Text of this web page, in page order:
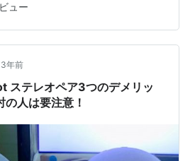
豊富ということは、どれを選んで
いう悩みと背中合わせ。 そこで今
めてのサウンドバーにも最適な
をレビューします。 特にAmazon
「Echo Dot」と比較しながら、
ュー
3年前
ステレオペア3つのデメリッ
の人は要注意！